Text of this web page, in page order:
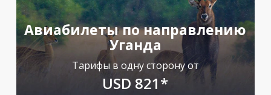
Авиабилеты по направлению
Уганда
Тарифы в одну сторону от
USD 821*